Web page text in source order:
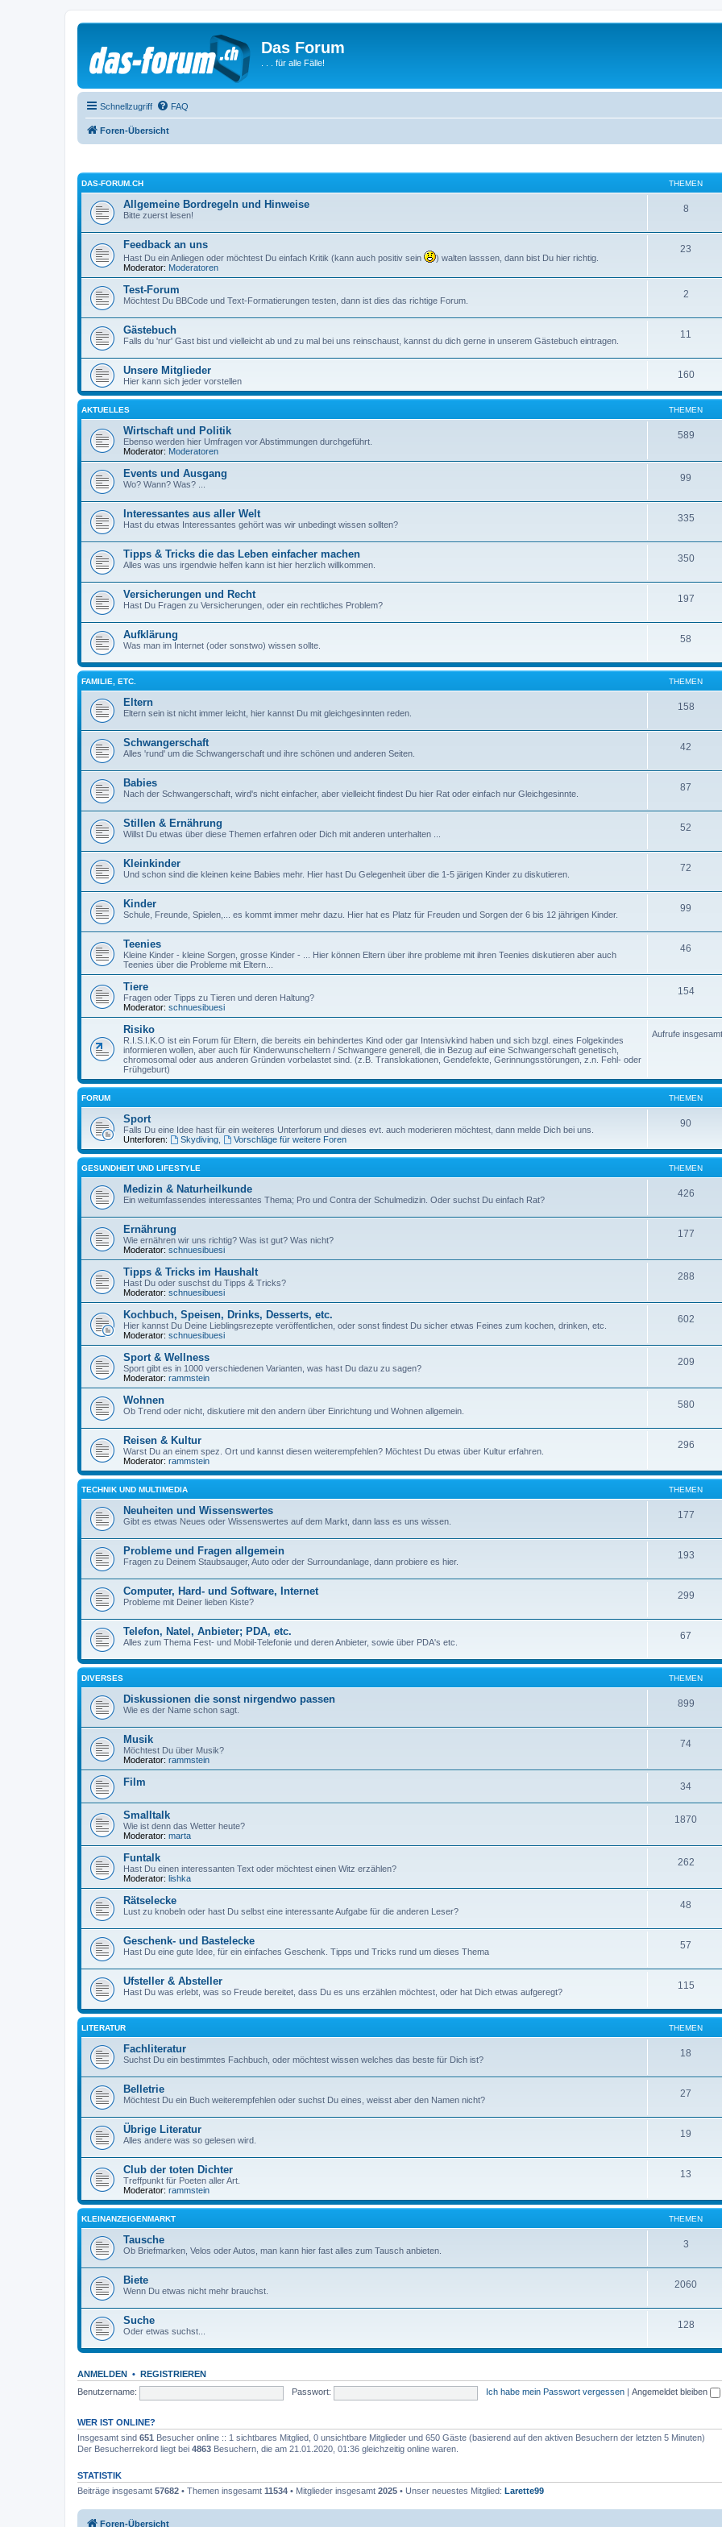
Das Forum
. . . für alle Fälle!
Schnellzugriff FAQ
Foren-Übersicht
DAS-FORUM.CH THEMEN
Allgemeine Bordregeln und Hinweise
Bitte zuerst lesen!
8
Feedback an uns
Hast Du ein Anliegen oder möchtest Du einfach Kritik (kann auch positiv sein
) walten lasssen, dann bist Du hier richtig.
Moderator: Moderatoren
23
Test-Forum
Möchtest Du BBCode und Text-Formatierungen testen, dann ist dies das richtige Forum.
2
Gästebuch
Falls du 'nur' Gast bist und vielleicht ab und zu mal bei uns reinschaust, kannst du dich gerne in unserem Gästebuch eintragen.
11
Unsere Mitglieder
Hier kann sich jeder vorstellen
160
AKTUELLES THEMEN
Wirtschaft und Politik
Ebenso werden hier Umfragen vor Abstimmungen durchgeführt.
Moderator: Moderatoren
589
Events und Ausgang
Wo? Wann? Was? ...
99
Interessantes aus aller Welt
Hast du etwas Interessantes gehört was wir unbedingt wissen sollten?
335
Tipps & Tricks die das Leben einfacher machen
Alles was uns irgendwie helfen kann ist hier herzlich willkommen.
350
Versicherungen und Recht
Hast Du Fragen zu Versicherungen, oder ein rechtliches Problem?
197
Aufklärung
Was man im Internet (oder sonstwo) wissen sollte.
58
FAMILIE, ETC. THEMEN
Eltern
Eltern sein ist nicht immer leicht, hier kannst Du mit gleichgesinnten reden.
158
Schwangerschaft
Alles 'rund' um die Schwangerschaft und ihre schönen und anderen Seiten.
42
Babies
Nach der Schwangerschaft, wird's nicht einfacher, aber vielleicht findest Du hier Rat oder einfach nur Gleichgesinnte.
87
Stillen & Ernährung
Willst Du etwas über diese Themen erfahren oder Dich mit anderen unterhalten ...
52
Kleinkinder
Und schon sind die kleinen keine Babies mehr. Hier hast Du Gelegenheit über die 1-5 järigen Kinder zu diskutieren.
72
Kinder
Schule, Freunde, Spielen,... es kommt immer mehr dazu. Hier hat es Platz für Freuden und Sorgen der 6 bis 12 jährigen Kinder.
99
Teenies
Kleine Kinder - kleine Sorgen, grosse Kinder - ... Hier können Eltern über ihre probleme mit ihren Teenies diskutieren aber auch
Teenies über die Probleme mit Eltern...
46
Tiere
Fragen oder Tipps zu Tieren und deren Haltung?
Moderator: schnuesibuesi
154
Risiko
R.I.S.I.K.O ist ein Forum für Eltern, die bereits ein behindertes Kind oder gar Intensivkind haben und sich bzgl. eines Folgekindes
informieren wollen, aber auch für Kinderwunscheltern / Schwangere generell, die in Bezug auf eine Schwangerschaft genetisch,
chromosomal oder aus anderen Gründen vorbelastet sind. (z.B. Translokationen, Gendefekte, Gerinnungsstörungen, z.n. Fehl- oder
Frühgeburt)
Aufrufe
FORUM THEMEN
Sport
Falls Du eine Idee hast für ein weiteres Unterforum und dieses evt. auch moderieren möchtest, dann melde Dich bei uns.
Unterforen:
Skydiving, Vorschläge für weitere Foren
90
GESUNDHEIT UND LIFESTYLE THEMEN
Medizin & Naturheilkunde
Ein weitumfassendes interessantes Thema; Pro und Contra der Schulmedizin. Oder suchst Du einfach Rat?
426
Ernährung
Wie ernähren wir uns richtig? Was ist gut? Was nicht?
Moderator: schnuesibuesi
177
Tipps & Tricks im Haushalt
Hast Du oder suschst du Tipps & Tricks?
Moderator: schnuesibuesi
288
Kochbuch, Speisen, Drinks, Desserts, etc.
Hier kannst Du Deine Lieblingsrezepte veröffentlichen, oder sonst findest Du sicher etwas Feines zum kochen, drinken, etc.
Moderator: schnuesibuesi
602
Sport & Wellness
Sport gibt es in 1000 verschiedenen Varianten, was hast Du dazu zu sagen?
Moderator: rammstein
209
Wohnen
Ob Trend oder nicht, diskutiere mit den andern über Einrichtung und Wohnen allgemein.
580
Reisen & Kultur
Warst Du an einem spez. Ort und kannst diesen weiterempfehlen? Möchtest Du etwas über Kultur erfahren.
Moderator: rammstein
296
TECHNIK UND MULTIMEDIA THEMEN
Neuheiten und Wissenswertes
Gibt es etwas Neues oder Wissenswertes auf dem Markt, dann lass es uns wissen.
177
Probleme und Fragen allgemein
Fragen zu Deinem Staubsauger, Auto oder der Surroundanlage, dann probiere es hier.
193
Computer, Hard- und Software, Internet
Probleme mit Deiner lieben Kiste?
299
Telefon, Natel, Anbieter; PDA, etc.
Alles zum Thema Fest- und Mobil-Telefonie und deren Anbieter, sowie über PDA's etc.
67
DIVERSES THEMEN
Diskussionen die sonst nirgendwo passen
Wie es der Name schon sagt.
899
Musik
Möchtest Du über Musik?
Moderator: rammstein
74
Film 34
Smalltalk
Wie ist denn das Wetter heute?
Moderator: marta
1870
Funtalk
Hast Du einen interessanten Text oder möchtest einen Witz erzählen?
Moderator: lishka
262
Rätselecke
Lust zu knobeln oder hast Du selbst eine interessante Aufgabe für die anderen Leser?
48
Geschenk- und Bastelecke
Hast Du eine gute Idee, für ein einfaches Geschenk. Tipps und Tricks rund um dieses Thema
57
Ufsteller & Absteller
Hast Du was erlebt, was so Freude bereitet, dass Du es uns erzählen möchtest, oder hat Dich etwas aufgeregt?
115
LITERATUR THEMEN
Fachliteratur
Suchst Du ein bestimmtes Fachbuch, oder möchtest wissen welches das beste für Dich ist?
18
Belletrie
Möchtest Du ein Buch weiterempfehlen oder suchst Du eines, weisst aber den Namen nicht?
27
Übrige Literatur
Alles andere was so gelesen wird.
19
Club der toten Dichter
Treffpunkt für Poeten aller Art.
Moderator: rammstein
13
KLEINANZEIGENMARKT THEMEN
Tausche
Ob Briefmarken, Velos oder Autos, man kann hier fast alles zum Tausch anbieten.
3
Biete
Wenn Du etwas nicht mehr brauchst.
2060
Suche
Oder etwas suchst...
128
ANMELDEN • REGISTRIEREN
Benutzername:
Passwort: Ich habe mein Passwort vergessen Angemeldet bleiben
WER IST ONLINE?
Insgesamt sind 651 Besucher online :: 1 sichtbares Mitglied, 0 unsichtbare Mitglieder und 650 Gäste (basierend auf den aktiven Besuchern der letzten 5 Minuten)
Der Besucherrekord liegt bei 4863 Besuchern, die am 21.01.2020, 01:36 gleichzeitig online waren.
STATISTIK
Beiträge insgesamt 57682 • Themen insgesamt 11534 • Mitglieder insgesamt 2025 • Unser neuestes Mitglied: Larette99
Foren-Übersicht